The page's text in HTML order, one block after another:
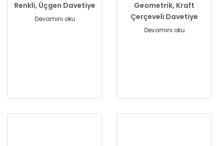
Renkli, Üçgen Davetiye
Devamını oku
Geometrik, Kraft
Çerçeveli Davetiye
Devamını oku